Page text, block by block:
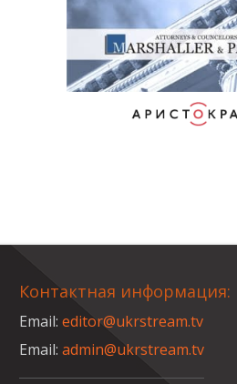
Контактная информация:
Email:editor@ukrstream.tv
Email:admin@ukrstream.tv